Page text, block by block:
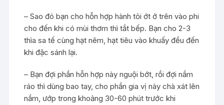
– Sao đó bạn cho hỗn hợp hành tỏi ớt ở trên vào phi
cho đến khi có mùi thơm thì tắt bếp. Bạn cho 2-3
thìa sa tế cùng hạt nêm, hạt tiêu vào khuấy đều đến
khi đặc sánh lại.
– Bạn đợi phần hỗn hợp này nguội bớt, rồi đợi nầm
ráo thì dùng bao tay, cho phần gia vị này chà xát lên
nầm, ướp trong khoảng 30-60 phút trước khi